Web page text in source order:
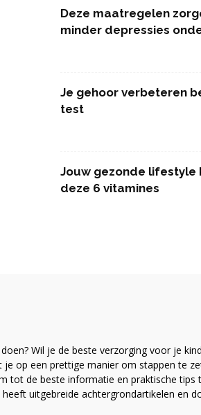
Deze maatregelen
minder depressies
Je gehoor verbeteren
test
Jouw gezonde lifestyle
deze 6 vitamines
Wil je de beste verzorging voor je
op een prettige manier om stappen te
tot de beste informatie en praktische tips
uitgebreide achtergrondartikelen en